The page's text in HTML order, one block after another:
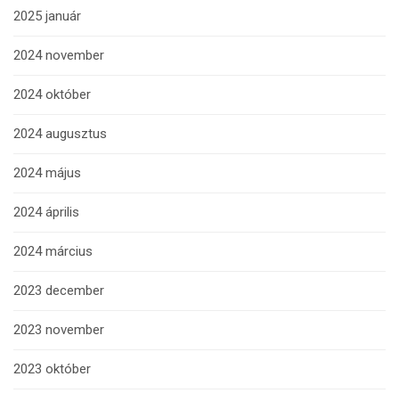
2025 január
2024 november
2024 október
2024 augusztus
2024 május
2024 április
2024 március
2023 december
2023 november
2023 október